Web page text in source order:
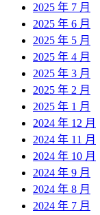
2025 年 7 月
2025 年 6 月
2025 年 5 月
2025 年 4 月
2025 年 3 月
2025 年 2 月
2025 年 1 月
2024 年 12 月
2024 年 11 月
2024 年 10 月
2024 年 9 月
2024 年 8 月
2024 年 7 月